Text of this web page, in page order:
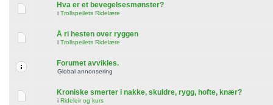
Hva er et bevegelsesmønster?
i Trollspeilets Ridelære
Å ri hesten over ryggen
i Trollspeilets Ridelære
Forumet avvikles.
Global annonsering
Kroniske smerter i nakke, skuldre, rygg, hofte, knær?
i Rideleir og kurs